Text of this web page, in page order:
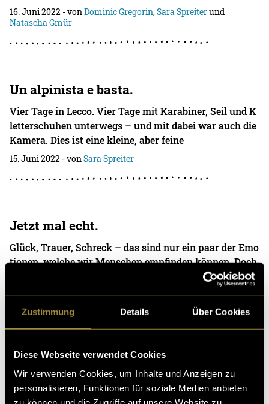
Zustimmung Details Über Cookies
Diese Webseite verwendet Cookies
Wir verwenden Cookies, um Inhalte und Anzeigen zu
personalisieren, Funktionen für soziale Medien anbieten
16. Juni 2022 - vonDominic Gregorin,Sara Spreiterund
Natascha Gmür
Un alpinista e basta.
Vier Tage in Lecco. Vier Tage mit Karabiner, Seil und K
letterschuhen unterwegs – und mit dabei war auch die
Kamera. Dies ist eine kleine, aber feine
15. Juni 2022 - vonSara Spreiter
Jetzt mal echt.
Glück, Trauer, Schreck – das sind nur ein paar der Emo
tionen, welche wir Menschen empfinden können. Doch
zeigen wir diese auch? Emotionen werden i
06. Januar 2022- vonSara SpreiterundAline Hafen
No. 46: der WG-Podcast, Staffel 2
No. 46 geht in die zweite Runde. Diese Staffel fokussier
ten wir uns auf unsere Gäst*innen und wie diese wohn